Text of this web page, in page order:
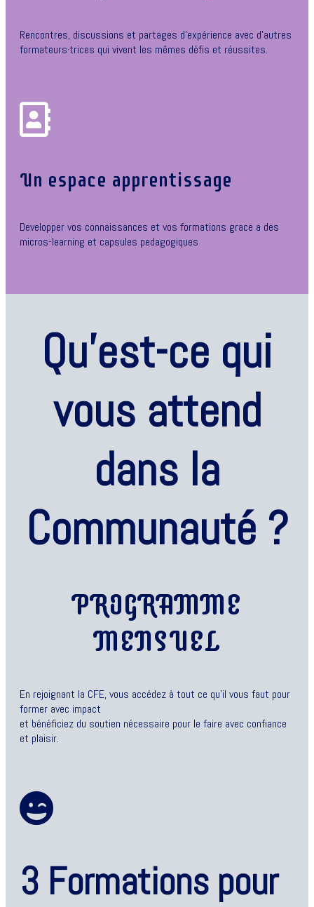
Rencontres, discussions et partages d’expérience avec d’autres
formateurs·trices qui vivent les mêmes défis et réussites.
Un espace apprentissage
Developper vos connaissances et vos formations grace a des
micros-learning et capsules pedagogiques
Qu’est-ce qui
vous attend
dans la
Communauté ?
PROGRAMME
MENSUEL
En rejoignant la CFE, vous accédez à tout ce qu’il vous faut pour
former avec impact
et bénéficiez du soutien nécessaire pour le faire avec confiance
et plaisir.
3 Formations pour